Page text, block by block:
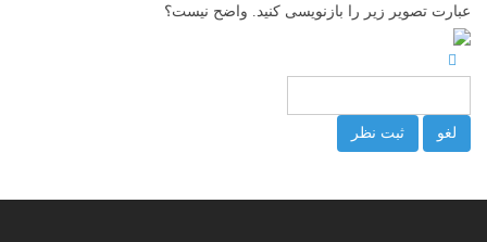
عبارت تصویر زیر را بازنویسی کنید. واضح نیست؟
لغو ثبت نظر